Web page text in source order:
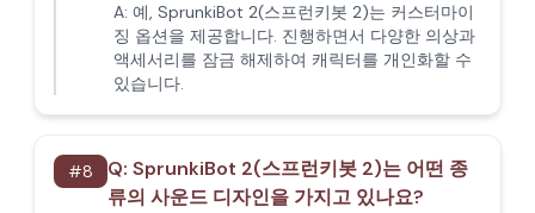
A: 예, SprunkiBot 2(스프런키봇 2)는 커스터마이
징 옵션을 제공합니다. 진행하면서 다양한 의상과
액세서리를 잠금 해제하여 캐릭터를 개인화할 수
있습니다.
#8 Q: SprunkiBot 2(스프런키봇 2)는 어떤 종
류의 사운드 디자인을 가지고 있나요?